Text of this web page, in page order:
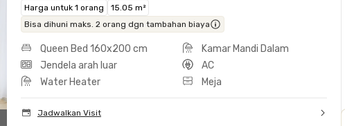
Harga untuk 1 orang
15.05 m²
Bisa dihuni maks. 2 orang dgn tambahan biaya
Queen Bed 160x200 cm
Kamar Mandi Dalam
Jendela arah luar
AC
Water Heater
Meja
Jadwalkan Visit